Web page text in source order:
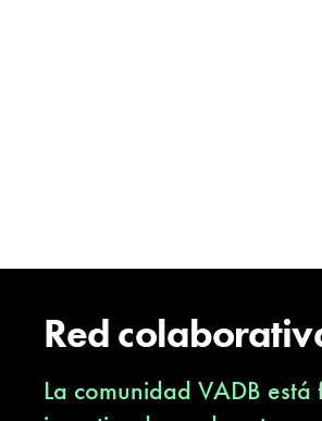
Red
La comunidad VADB